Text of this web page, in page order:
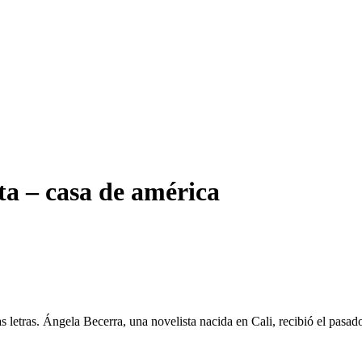
– casa de américa
letras. Ángela Becerra, una novelista nacida en Cali, recibió el